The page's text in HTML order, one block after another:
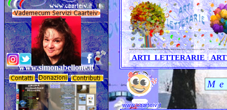
www.simonabellone.it
ARTI LETTERARIE